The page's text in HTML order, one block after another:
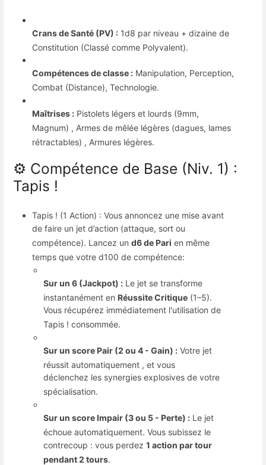
Crans de Santé (PV) : 1d8 par niveau + dizaine de
Constitution (Classé comme Polyvalent).
Compétences de classe : Manipulation, Perception,
Combat (Distance), Technologie.
Maîtrises : Pistolets légers et lourds (9mm,
Magnum) , Armes de mêlée légères (dagues, lames
rétractables) , Armures légères.
⚙ Compétence de Base (Niv. 1) :
Tapis !
Tapis ! (1 Action) : Vous annoncez une mise avant
de faire un jet d’action (attaque, sort ou
compétence). Lancez un d6 de Pari en même
temps que votre d100 de compétence:
Sur un 6 (Jackpot) : Le jet se transforme
instantanément en Réussite Critique (1–5)
Vous récupérez immédiatement l'utilisation de
Tapis ! consommée.
Sur un score Pair (2 ou 4 - Gain) : Votre jet
réussit automatiquement , et vous
déclenchez les synergies explosives de votre
spécialisation.
Sur un score Impair (3 ou 5 - Perte) : Le jet
échoue automatiquement.Vous subissez le
contrecoup : vous perdez1 action par tour
pendant 2 tours.